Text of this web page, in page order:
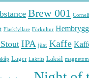
Brew 001
Flaskfyllare Förkultur
IPA jäst Kaffe
Lager Lakrits Laksil